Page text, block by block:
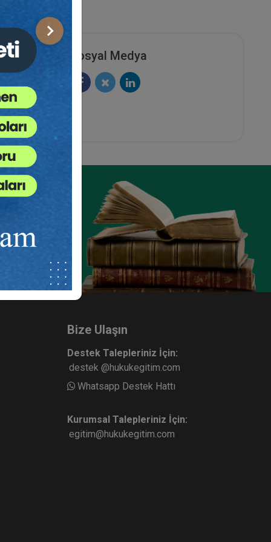
Sonraki
Sosyal Medya
Bize Ulaşın
Destek Talepleriniz İçin:
destek @hukukegitim.com
Whatsapp Destek Hattı
Kurumsal Talepleriniz İçin:
egitim@hukukegitim.com